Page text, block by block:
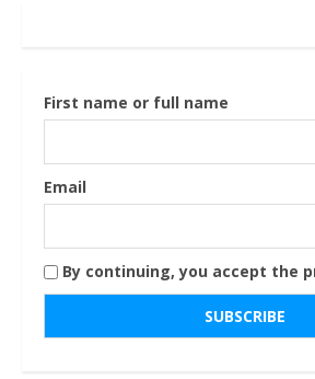
First name or full name
Email
By continuing, you accept the